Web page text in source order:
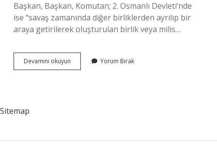
Başkan, Başkan, Komutan; 2. Osmanlı Devleti’nde
ise “savaş zamanında diğer birliklerden ayrılıp bir
araya getirilerek oluşturulan birlik veya milis…
Devamını okuyun
Kelimesinin
Yorum Bırak
Sitemap